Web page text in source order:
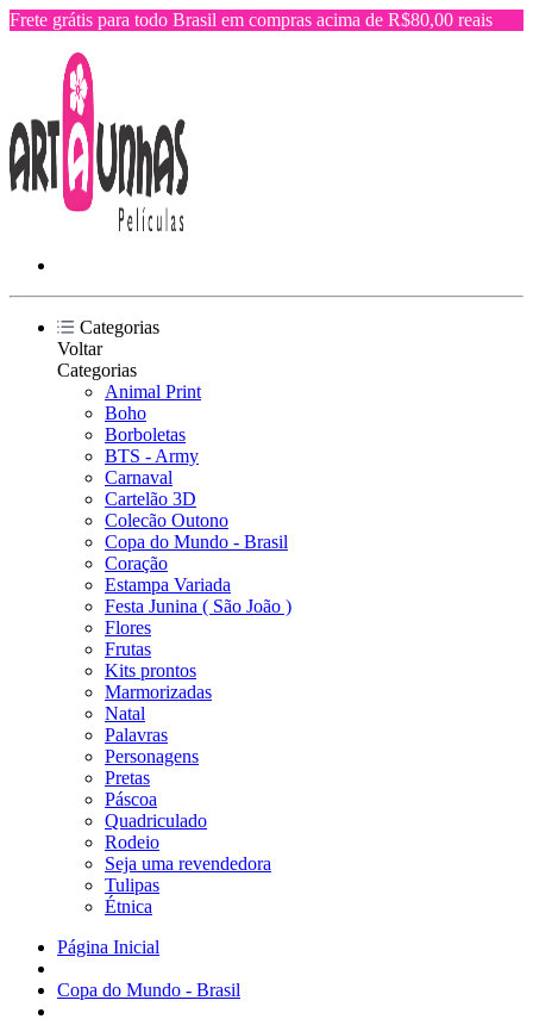
Frete grátis para todo Brasil em compras acima de R$80,00 reais
Categorias
Voltar
Categorias
Animal Print
Boho
Borboletas
BTS - Army
Carnaval
Cartelão 3D
Colecão Outono
Copa do Mundo - Brasil
Coração
Estampa Variada
Festa Junina ( São João )
Flores
Frutas
Kits prontos
Marmorizadas
Natal
Palavras
Personagens
Pretas
Páscoa
Quadriculado
Rodeio
Seja uma revendedora
Tulipas
Étnica
Página Inicial
Copa do Mundo - Brasil